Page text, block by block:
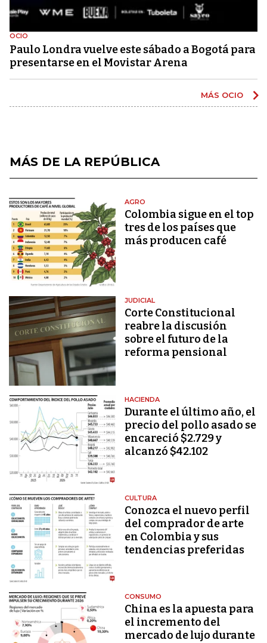
OCIO
Paulo Londra vuelve este sábado a Bogotá para
presentarse en el Movistar Arena
MÁS OCIO
MÁS DE LA REPÚBLICA
AGRO
Colombia sigue en el top
tres de los países que
más producen café
JUDICIAL
Corte Constitucional
reabre la discusión
sobre el futuro de la
reforma pensional
HACIENDA
Durante el último año, el
precio del pollo asado se
encareció $2.729 y
alcanzó $42.102
CULTURA
Conozca el nuevo perfil
del comprador de arte
en Colombia y sus
tendencias preferidas
CONSUMO
China es la apuesta para
el incremento del
mercado de lujo durante